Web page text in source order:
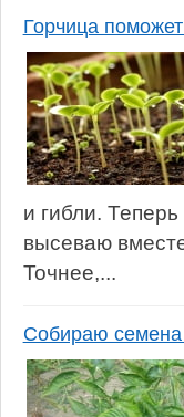
Горчица
и гибли.
высеваю
Точнее,...
Собираю